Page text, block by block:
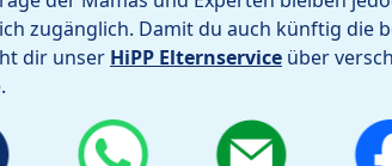
zugänglich. Damit du auch künftig die
dir unser HiPP Elternservice über